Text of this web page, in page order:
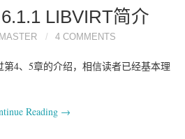
LIBVIRT简介
MASTER 4 COMMENTS
4、5章的介绍，相信读者已经基本理
Reading →